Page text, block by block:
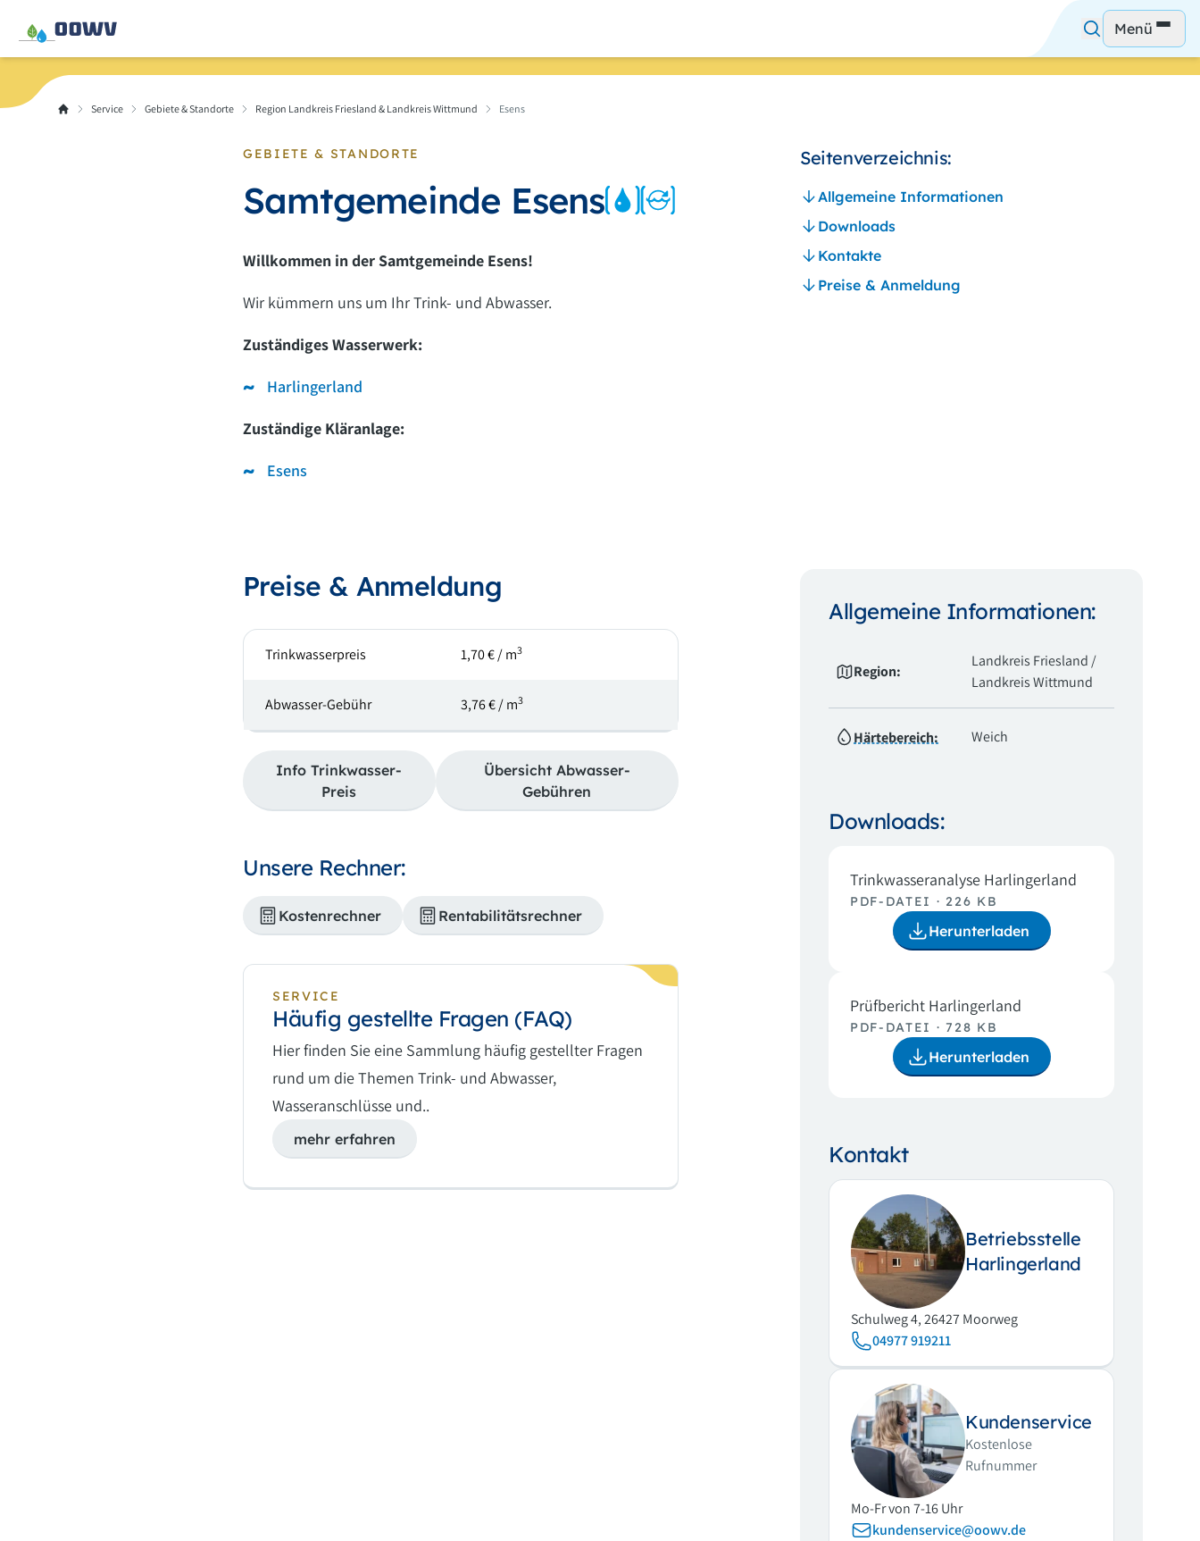
Menü
Service Gebiete & Standorte Region Landkreis Friesland & Landkreis Wittmund Esens
GEBIETE & STANDORTE
Samtgemeinde Esens
Willkommen in der Samtgemeinde Esens!
Wir kümmern uns um Ihr Trink- und Abwasser.
Zuständiges Wasserwerk:
Harlingerland
Zuständige Kläranlage:
Esens
Seitenverzeichnis:
Allgemeine Informationen
Downloads
Kontakte
Preise & Anmeldung
Preise & Anmeldung
Trinkwasserpreis 1,70 € / m3
Abwasser-Gebühr 3,76 € / m3
Info Trinkwasser-
Preis
Übersicht Abwasser-
Gebühren
Unsere Rechner:
Kostenrechner Rentabilitätsrechner
SERVICE
Häufig gestellte Fragen (FAQ)
Hier finden Sie eine Sammlung häufig gestellter Fragen
rund um die Themen Trink- und Abwasser,
Wasseranschlüsse und..
mehr erfahren
Allgemeine Informationen:
Region:
Landkreis Friesland /
Landkreis Wittmund
Härtebereich: Weich
Downloads:
Trinkwasseranalyse Harlingerland
PDF-DATEI · 226 KB
Herunterladen
Prüfbericht Harlingerland
PDF-DATEI · 728 KB
Herunterladen
Kontakt
Betriebsstelle
Harlingerland
Schulweg 4, 26427 Moorweg
04977 919211
Kundenservice
Kostenlose
Rufnummer
Mo-Fr von 7-16 Uhr
kundenservice@oowv.de